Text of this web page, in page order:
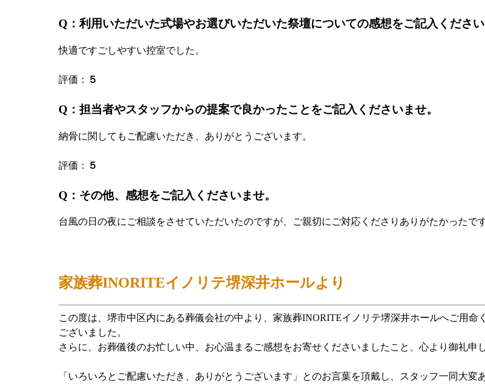
Q：利用いただいた式場やお選びいただいた祭壇についての感想をご記入ください
快適ですごしやすい控室でした。
評価： ５
Q：担当者やスタッフからの提案で良かったことをご記入くださいませ。
納骨に関してもご配慮いただき、ありがとうございます。
評価： ５
Q：その他、感想をご記入くださいませ。
台風の日の夜にご相談をさせていただいたのですが、ご親切にご対応くださりありがたかったです
家族葬INORITEイノリテ堺深井ホールより
この度は、堺市中区内にある葬儀会社の中より、家族葬INORITEイノリテ堺深井ホールへご用命
ございました。
さらに、お葬儀後のお忙しい中、お心温まるご感想をお寄せくださいましたこと、心より御礼申
「いろいろとご配慮いただき、ありがとうございます」とのお言葉を頂戴し、スタッフ一同大変